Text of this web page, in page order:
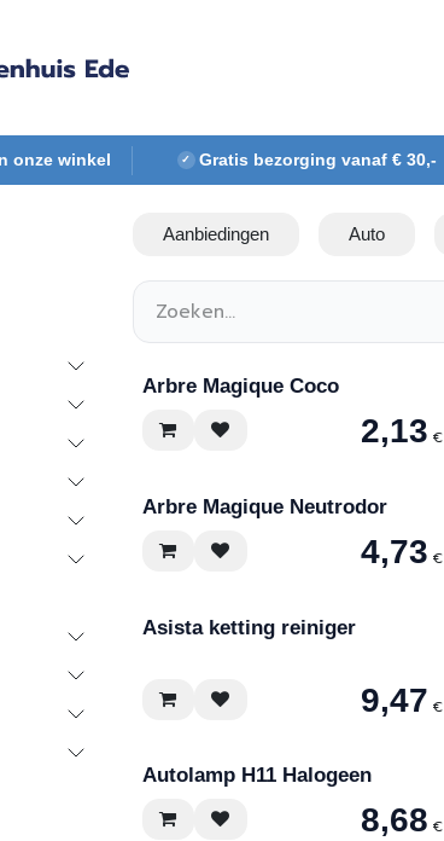
onze winkel ✓ Gratis bezorging vanaf € 30,-
Aanbiedingen Auto
Arbre Magique Coco
2,13 €
Arbre Magique Neutrodor
4,73 €
Asista ketting reiniger
9,47 €
Autolamp H11 Halogeen
8,68 €